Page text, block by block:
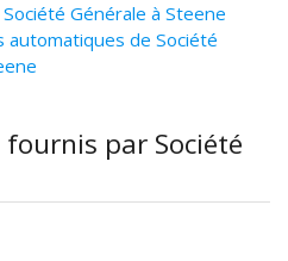
Générale à Steene
de Société
fournis par Société